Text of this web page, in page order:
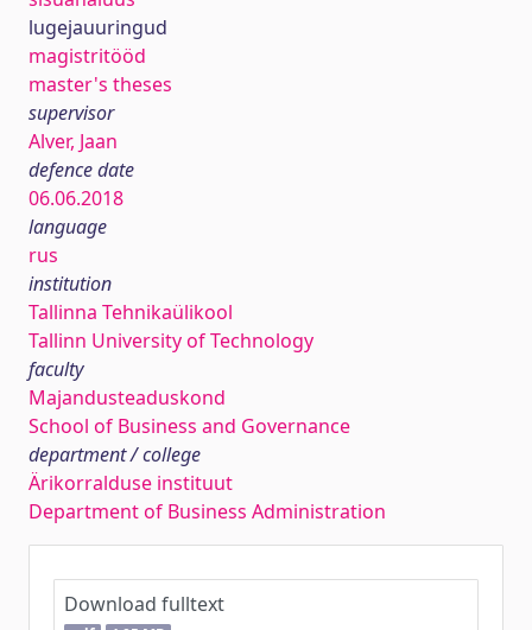
lugejauuringud
magistritööd
master's theses
supervisor
Alver, Jaan
defence date
06.06.2018
language
rus
institution
Tallinna Tehnikaülikool
Tallinn University of Technology
faculty
Majandusteaduskond
School of Business and Governance
department / college
Ärikorralduse instituut
Department of Business Administration
Download fulltext